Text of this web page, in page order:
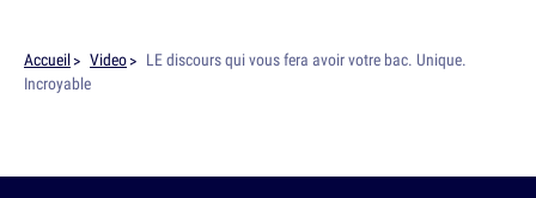
Accueil Video
LE discours qui vous fera avoir votre bac. Unique.
Incroyable